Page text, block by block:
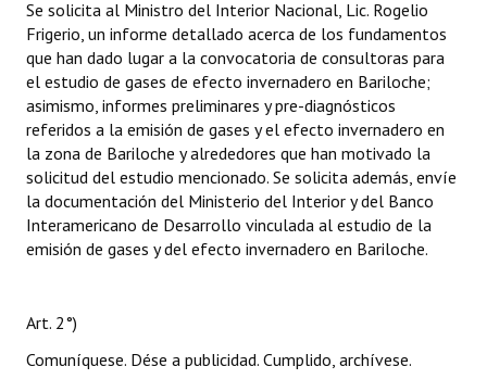
Se solicita al Ministro del Interior Nacional, Lic. Rogelio
Frigerio, un informe detallado acerca de los fundamentos
que han dado lugar a la convocatoria de consultoras para
el estudio de gases de efecto invernadero en Bariloche;
asimismo, informes preliminares y pre-diagnósticos
referidos a la emisión de gases y el efecto invernadero en
la zona de Bariloche y alrededores que han motivado la
solicitud del estudio mencionado. Se solicita además, envíe
la documentación del Ministerio del Interior y del Banco
Interamericano de Desarrollo vinculada al estudio de la
emisión de gases y del efecto invernadero en Bariloche.
Art. 2°)
Comuníquese. Dése a publicidad. Cumplido, archívese.